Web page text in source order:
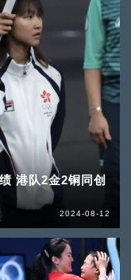
港队2金2铜同创
2024-08-12